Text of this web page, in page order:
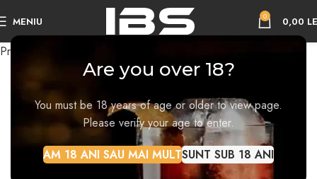
Are you over 18?
You must be 18 years of age or older to view page.
Please verify your age to enter.
AM 18 ANI SAU MAI MULTSUNT SUB 18 ANI
MENIU 0 0,00
Prima pagină